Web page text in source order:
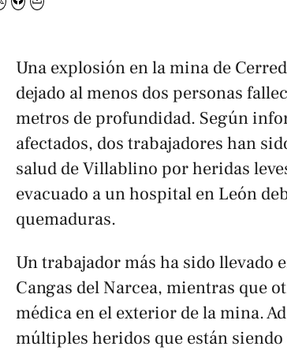
Una explosión en la mina de
dejado al menos dos personas
metros de profundidad. Según
afectados, dos trabajadores han
salud de Villablino por heridas
evacuado a un hospital en León
quemaduras.
Un trabajador más ha sido llevado
Cangas del Narcea, mientras que
médica en el exterior de la mina.
múltiples heridos que están